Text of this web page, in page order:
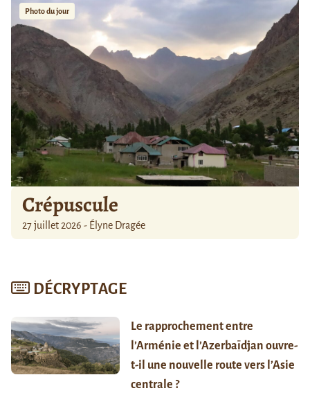
Photo du jour
Crépuscule
27 juillet 2026 - Élyne Dragée
DÉCRYPTAGE
Le rapprochement entre
l’Arménie et l’Azerbaïdjan ouvre-
t-il une nouvelle route vers l’Asie
centrale ?